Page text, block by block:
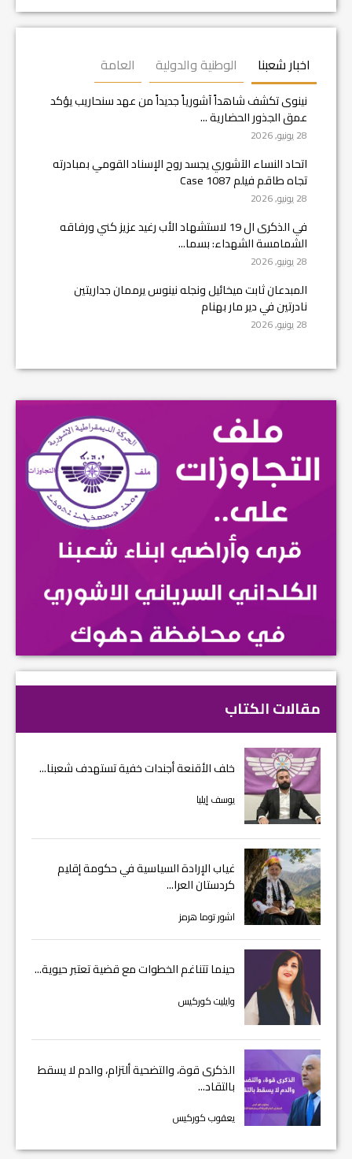
اخبار شعبنا الوطنية والدولية العامة
نينوى تكشف شاهداً آشورياً جديداً من عهد سنحاريب يؤكد
عمق الجذور الحضارية ...
28 يونيو, 2026
اتحاد النساء الآشوري يجسد روح الإسناد القومي بمبادرته
تجاه طاقم فيلم Case 1087
28 يونيو, 2026
في الذكرى ال 19 لاستشهاد الأب رغيد عزيز كني ورفاقه
الشمامسة الشهداء: بسما...
28 يونيو, 2026
المبدعان ثابت ميخائيل ونجله نينوس يرممان جداريتين
نادرتين في دير مار بهنام
28 يونيو, 2026
مقالات الكتاب
خلف الأقنعة أجندات خفية تستهدف شعبنا...
يوسف إيليا
غياب الإرادة السياسية في حكومة إقليم
كردستان العرا...
اشور توما هرمز
حينما تتناغم الخطوات مع قضية تعتبر حيوية...
وايليت كوركيس
الذكرى قوة، والتضحية ألتزام، والدم لا يسقط
بالتقاد...
يعقوب كوركيس